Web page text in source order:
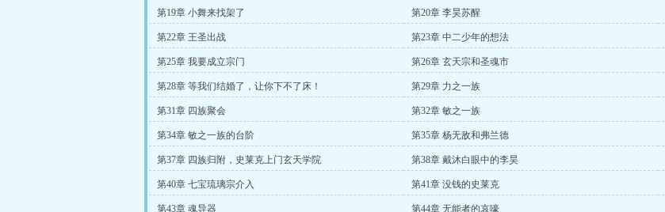
第19章 小舞来找架了 第20章 李昊苏醒
第22章 王圣出战 第23章 中二少年的想法
第25章 我要成立宗门 第26章 玄天宗和圣魂市
第28章 等我们结婚了，让你下不了床！ 第29章 力之一族
第31章 四族聚会 第32章 敏之一族
第34章 敏之一族的台阶 第35章 杨无敌和弗兰德
第37章 四族归附，史莱克上门玄天学院 第38章 戴沐白眼中的李昊
第40章 七宝琉璃宗介入 第41章 没钱的史莱克
第43章 魂导器 第44章 无能者的哀嚎